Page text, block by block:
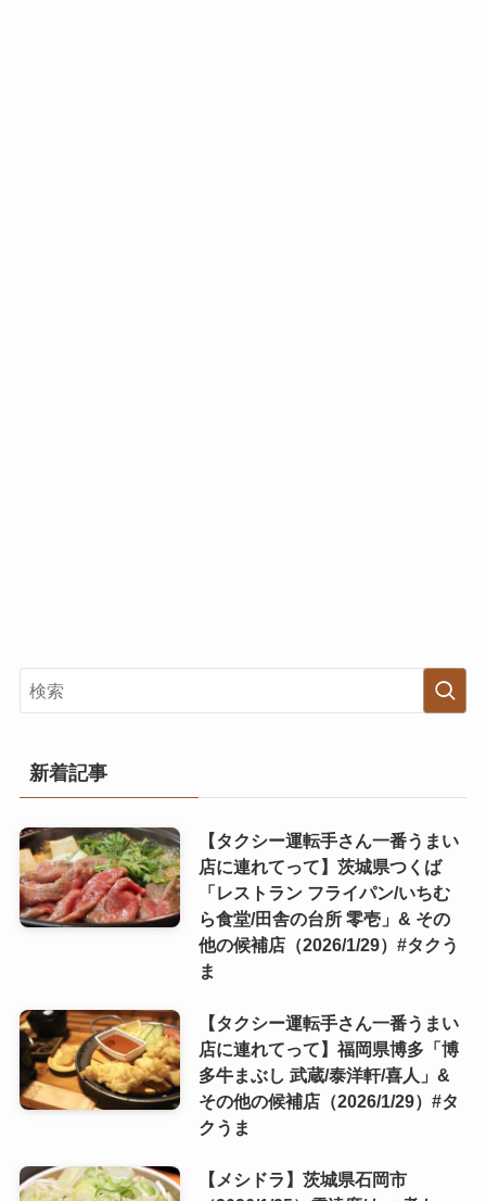
新着記事
【タクシー運転手さん一番うまい
店に連れてって】茨城県つくば
「レストラン フライパン/いちむ
ら食堂/田舎の台所 零壱」& その
他の候補店（2026/1/29）#タクう
ま
【タクシー運転手さん一番うまい
店に連れてって】福岡県博多「博
多牛まぶし 武蔵/泰洋軒/喜人」&
その他の候補店（2026/1/29）#タ
クうま
【メシドラ】茨城県石岡市